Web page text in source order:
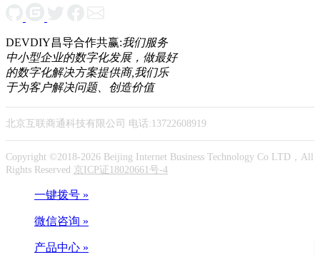
DEVDIY昌导合作共赢:我们服务
中小型企业的数字化发展，做最好
的数字化解决方案提供商,我们乐
于为客户解决问题、创造价值
北京互联商通科技有限公司 电话:13722608919
Copyright ©2018-2026 Beijing Internet Business Technology Co LTD，All
Rights Reserved 京ICP证18020661号-4
一键拨号 »
微信咨询 »
产品中心 »